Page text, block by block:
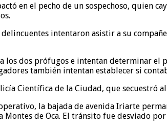
en el pecho de un sospechoso, quien
intentaron asistir a su
los dos prófugos e intentan determinar el
también intentan establecer si
Científica de la Ciudad, que secuestró
la bajada de avenida Iriarte
Montes de Oca. El tránsito fue desviado